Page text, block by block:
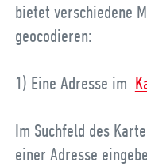
bietet verschiedene
geocodieren:
1) Eine Adresse im
Im Suchfeld des
einer Adresse